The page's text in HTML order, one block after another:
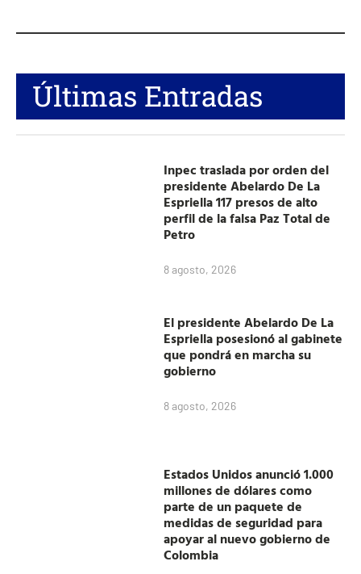
Últimas Entradas
Inpec traslada por orden del
presidente Abelardo De La
Espriella 117 presos de alto
perfil de la falsa Paz Total de
Petro
8 agosto, 2026
El presidente Abelardo De La
Espriella posesionó al gabinete
que pondrá en marcha su
gobierno
8 agosto, 2026
Estados Unidos anunció 1.000
millones de dólares como
parte de un paquete de
medidas de seguridad para
apoyar al nuevo gobierno de
Colombia